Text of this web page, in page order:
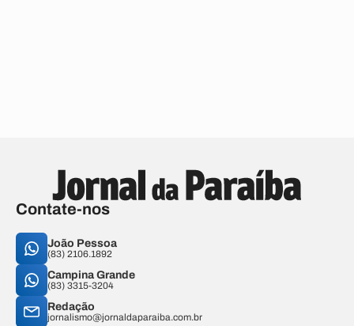
Contate-nos
João Pessoa
(83) 2106.1892
Campina Grande
(83) 3315-3204
Redação
jornalismo@jornaldaparaiba.com.br